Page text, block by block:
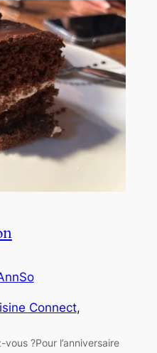
Connect
?Pour l’anniversaire